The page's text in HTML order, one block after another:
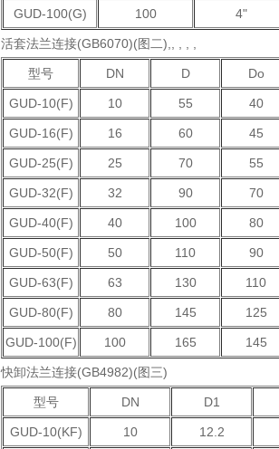
GUD-100(G) 100 4"
活套法兰连接(GB6070)(图二),, , , ,
型号 DN D Do
GUD-10(F) 10 55 40
GUD-16(F) 16 60 45
GUD-25(F) 25 70 55
GUD-32(F) 32 90 70
GUD-40(F) 40 100 80
GUD-50(F) 50 110 90
GUD-63(F) 63 130 110
GUD-80(F) 80 145 125
GUD-100(F) 100 165 145
快卸法兰连接(GB4982)(图三)
型号 DN D1
GUD-10(KF) 10 12.2